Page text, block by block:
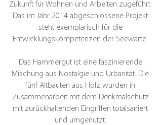
Zukunft für Wohnen und Arbeiten zugeführt.
Das im Jahr 2014 abgeschlossene Projekt
steht exemplarisch für die
Entwicklungskompetenzen der Seewarte.
Das Hammergut ist eine faszinierende
Mischung aus Nostalgie und Urbanität. Die
fünf Altbauten aus Holz wurden in
Zusammenarbeit mit dem Denkmalschutz
mit zurückhaltenden Eingriffen totalsaniert
und umgenutzt.